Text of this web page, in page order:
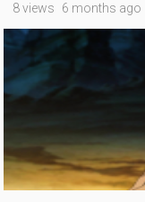
8 views 6 months ago